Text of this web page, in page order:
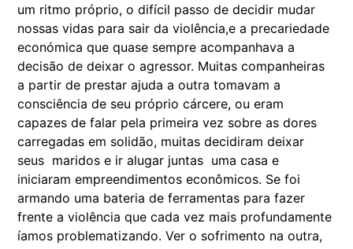
um ritmo próprio, o difícil passo de decidir mudar
nossas vidas para sair da violência,e a precariedade
económica que quase sempre acompanhava a
decisão de deixar o agressor. Muitas companheiras
a partir de prestar ajuda a outra tomavam a
consciência de seu próprio cárcere, ou eram
capazes de falar pela primeira vez sobre as dores
carregadas em solidão, muitas decidiram deixar
seus maridos e ir alugar juntas uma casa e
iniciaram empreendimentos econômicos. Se foi
armando uma bateria de ferramentas para fazer
frente a violência que cada vez mais profundamente
íamos problematizando. Ver o sofrimento na outra,